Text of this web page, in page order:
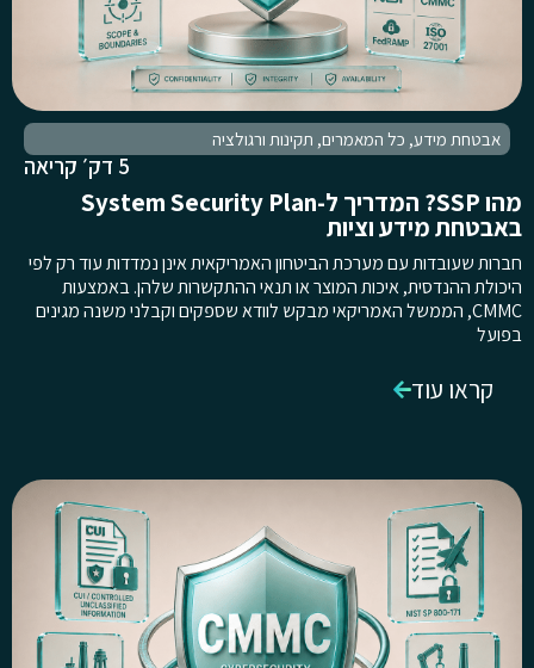
אבטחת מידע, כל המאמרים, תקינות ורגולציה
5 דק׳ קריאה
מהו SSP? המדריך ל-System Security Plan
באבטחת מידע וציות
חברות שעובדות עם מערכת הביטחון האמריקאית אינן נמדדות עוד רק לפי
היכולת ההנדסית, איכות המוצר או תנאי ההתקשרות שלהן. באמצעות
CMMC, הממשל האמריקאי מבקש לוודא שספקים וקבלני משנה מגינים
בפועל
קראו עוד